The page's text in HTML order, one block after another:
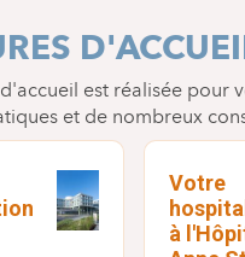
est réalisée pour
et de nombreux
Votre
à